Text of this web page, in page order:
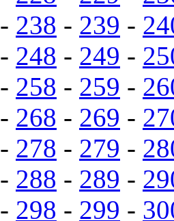
- 238 - 239 -
- 248 - 249 -
- 258 - 259 -
- 268 - 269 -
- 278 - 279 -
- 288 - 289 -
- 298 - 299 -